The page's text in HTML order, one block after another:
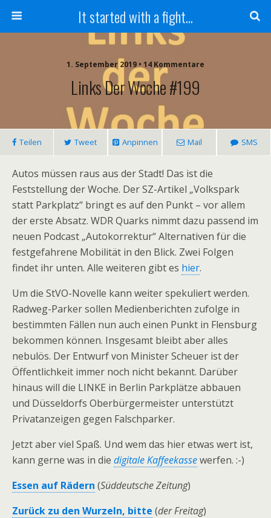
It started with a fight...
1. September 2019 • 14 Kommentare
Links Der Woche #199
Teilen Tweet Anpinnen Mail SMS
Autos müssen raus aus der Stadt! Das ist die
Feststellung der Woche. Der SZ-Artikel „Volkspark
statt Parkplatz“ bringt es auf den Punkt – vor allem
der erste Absatz. WDR Quarks nimmt dazu passend im
neuen Podcast „Autokorrektur“ Alternativen für die
festgefahrene Mobilität in den Blick. Zwei Folgen
findet ihr unten. Alle weiteren gibt es hier.
Um die StVO-Novelle kann weiter spekuliert werden.
Radweg-Parker sollen Medienberichten zufolge in
bestimmten Fällen nun auch einen Punkt in Flensburg
bekommen können. Insgesamt bleibt aber alles
nebulös. Der Entwurf von Minister Scheuer ist der
Öffentlichkeit immer noch nicht bekannt. Darüber
hinaus will die LINKE in Berlin Parkplätze abbauen
und Düsseldorfs Oberbürgermeister unterstützt
Privatanzeigen gegen Falschparker.
Jetzt aber viel Spaß. Und wem das hier etwas wert ist,
kann gerne was in die digitale Kaffeekassewerfen. :-)
Essen auf Rädern (Süddeutsche Zeitung)
Zurück zu den Wurzeln, bitte (der Freitag)